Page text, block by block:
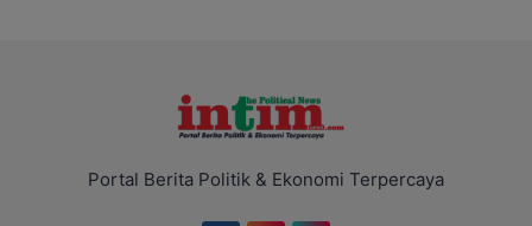
Portal Berita Politik & Ekonomi Terpercaya